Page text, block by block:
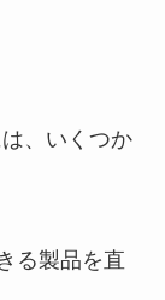
、いくつか
る製品を直